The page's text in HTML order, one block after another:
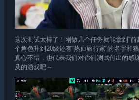
这次测试太棒了！刚做几个任务就能拿到“前
个角色升到20级还有“热血旅行家”的名字和
真心不错，也代表我们对你们测试付出的感
及的游戏吧～